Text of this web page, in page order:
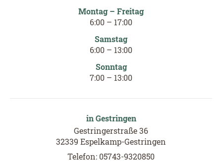
Montag – Freitag
6:00 – 17:00
Samstag
6:00 – 13:00
Sonntag
7:00 – 13:00
in Gestringen
Gestringerstraße 36
32339 Espelkamp-Gestringen
Telefon: 05743-9320850